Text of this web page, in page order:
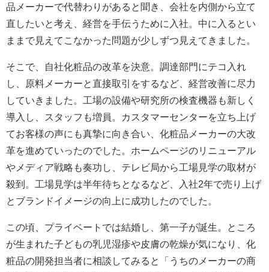
品メーカーで代替わりがあると聞き、会社を内側から立て
直したいと考え、経営を手伝うために入社。中に入るとい
ままで見えてこなかった問題が少しずつ見えてきました。
そこで、自社化粧品の改革を決意。調達部門にテコ入れ
し、原料メーカーと直接取引をするなど、経営改善に尽力
していきました。工場の設備や研究所の検査機器も新しく
導入し、スタッフも増員。カスタマーセンターを立ち上げ
てお客様の声にも真摯に向き合い、化粧品メーカーの大改
革を進めていったのでした。ホームページのリニューアル
やメディア戦略も奏功し、テレビ局から工場見学の取材が
殺到。工場見学は半年待ちとなるなど、入社2年で売り上げ
とブランドイメージの向上に成功したのでした。
この頃、プライベートでは結婚し、第一子が誕生。ところ
が生まれた子どもの乳児湿疹や皮膚の乾燥が気になり、化
粧品の開発担当者に相談してみると「うちのメーカーの商